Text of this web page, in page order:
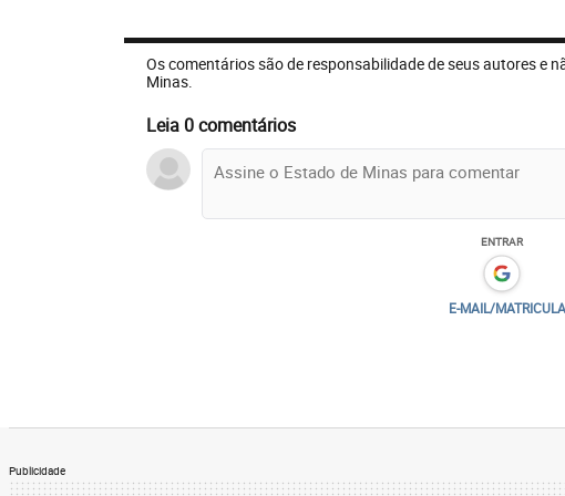
profissional que se dedicou a investigar seu
diversos casos de dores abdominais intensas e
–, e chegou ao diagnóstico de síndrome da
doença, genética, rara e hereditária, tem como
de níveis elevados de triglicérides – gorduras
condições normais, se transformam em energia
Os comentários são de responsabilidade de seus autores e
Minas.
Leia 0 comentários
ENTRAR
E-MAIL/MATRICULA
Publicidade